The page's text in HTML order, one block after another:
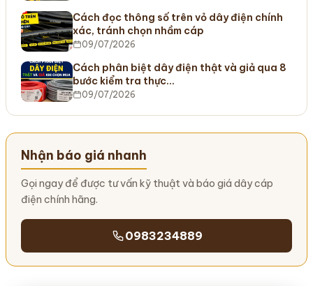
Cách đọc thông số trên vỏ dây điện chính
xác, tránh chọn nhầm cáp
09/07/2026
Cách phân biệt dây điện thật và giả qua 8
bước kiểm tra thực…
09/07/2026
Nhận báo giá nhanh
Gọi ngay để được tư vấn kỹ thuật và báo giá dây cáp
điện chính hãng.
0983234889